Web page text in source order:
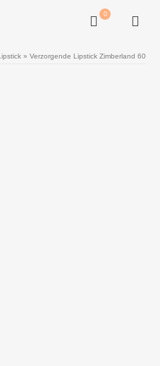
0
» Verzorgende Lipstick Zimberland 60